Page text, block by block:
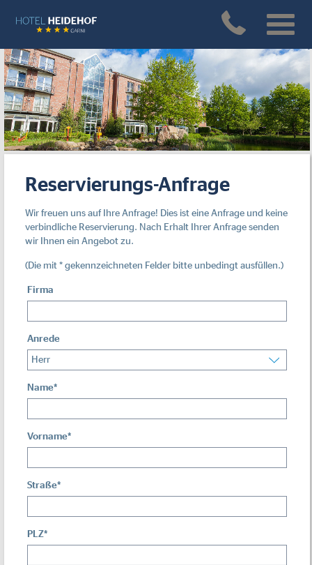
Reservierungs-Anfrage
Wir freuen uns auf Ihre Anfrage! Dies ist eine Anfrage und keine
verbindliche Reservierung. Nach Erhalt Ihrer Anfrage senden
wir Ihnen ein Angebot zu.
(Die mit * gekennzeichneten Felder bitte unbedingt ausfüllen.)
Firma
Anrede
Name*
Vorname*
Straße*
PLZ*